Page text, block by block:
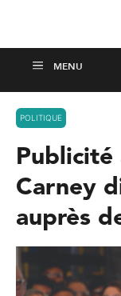
POLITIQUE
Carney
auprès